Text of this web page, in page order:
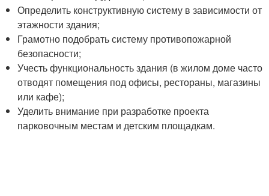
Определить конструктивную систему в зависимости от
этажности здания;
Грамотно подобрать систему противопожарной
безопасности;
Учесть функциональность здания (в жилом доме часто
отводят помещения под офисы, рестораны, магазины
или кафе);
Уделить внимание при разработке проекта
парковочным местам и детским площадкам.